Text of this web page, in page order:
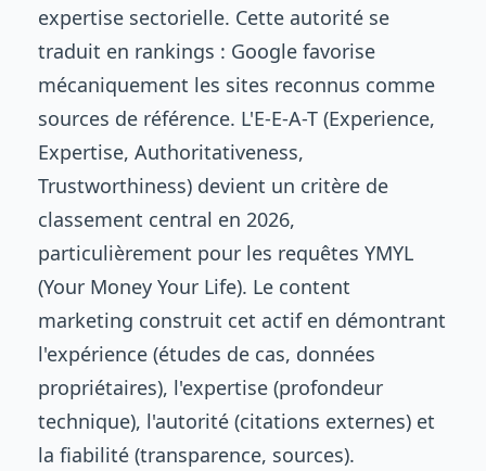
expertise sectorielle. Cette autorité se
traduit en rankings : Google favorise
mécaniquement les sites reconnus comme
sources de référence. L'E-E-A-T (Experience,
Expertise, Authoritativeness,
Trustworthiness) devient un critère de
classement central en 2026,
particulièrement pour les requêtes YMYL
(Your Money Your Life). Le content
marketing construit cet actif en démontrant
l'expérience (études de cas, données
propriétaires), l'expertise (profondeur
technique), l'autorité (citations externes) et
la fiabilité (transparence, sources).